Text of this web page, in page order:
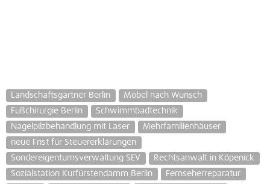
Landschaftsgärtner Berlin
Möbel nach Wunsch
Fußchirurgie Berlin
Schwimmbadtechnik
Nagelpilzbehandlung mit Laser
Mehrfamilienhäuser
neue Frist für Steuererklärungen
Sondereigentumsverwaltung SEV
Rechtsanwalt in Köpenick
Sozialstation Kurfürstendamm Berlin
Fernseherreparatur